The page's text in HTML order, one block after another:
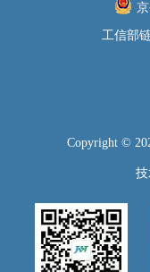
工信部
Copyright ©
技